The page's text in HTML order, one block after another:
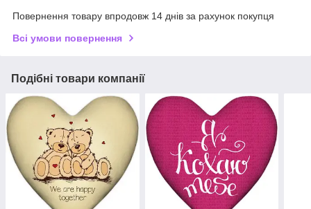
Повернення товару впродовж 14 днів за рахунок покупця
Всі умови повернення
Подібні товари компанії